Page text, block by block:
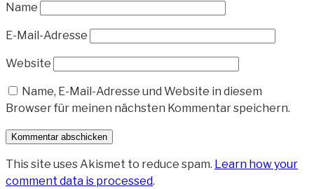
Name
E-Mail-Adresse
Website
Name, E-Mail-Adresse und Website in diesem
Browser für meinen nächsten Kommentar speichern.
This site uses Akismet to reduce spam. Learn how your
comment data is processed.